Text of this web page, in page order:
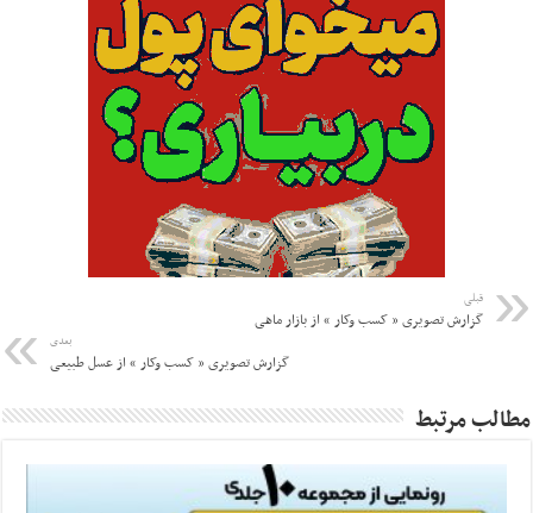
قبلی
گزارش تصویری « کسب وکار » از بازار ماهی
بعدی
گزارش تصویری « کسب وکار » از عسل طبیعی
مطالب مرتبط